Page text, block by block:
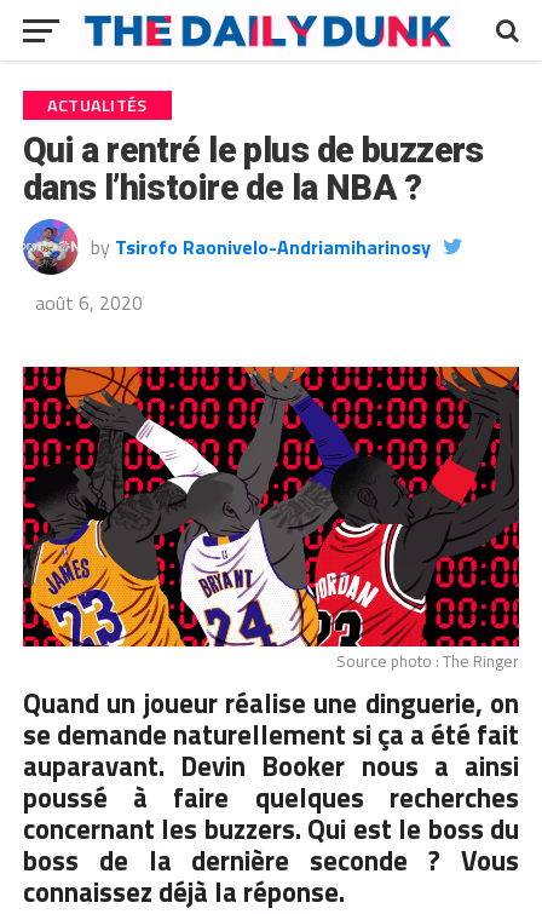
ACTUALITÉS
Qui a rentré le plus de buzzers
dans l’histoire de la NBA ?
by Tsirofo Raonivelo-Andriamiharinosy
août 6, 2020
Source photo : The Ringer
Quand un joueur réalise une dinguerie, on
se demande naturellement si ça a été fait
auparavant. Devin Booker nous a ainsi
poussé à faire quelques recherches
concernant les buzzers. Qui est le boss du
boss de la dernière seconde ? Vous
connaissez déjà la réponse.